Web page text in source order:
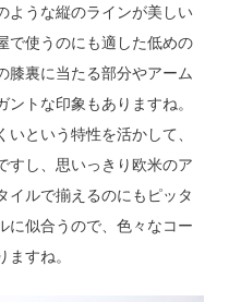
ような縦のラインが美しい
で使うのにも適した低めの
膝裏に当たる部分やアーム
トな印象もありますね。
という特性を活かして、
すし、思いっきり欧米のア
イルで揃えるのにもピッタ
に似合うので、色々なコー
すね。